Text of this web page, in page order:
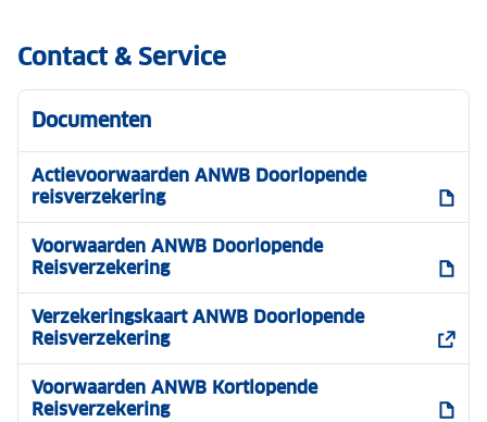
Contact & Service
Documenten
Actievoorwaarden ANWB Doorlopende
reisverzekering
Voorwaarden ANWB Doorlopende
Reisverzekering
Verzekeringskaart ANWB Doorlopende
Reisverzekering
Voorwaarden ANWB Kortlopende
Reisverzekering